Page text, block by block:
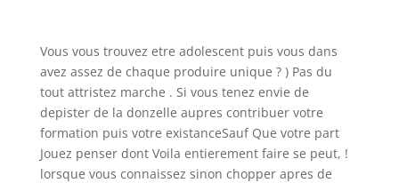
Vous vous trouvez etre adolescent puis vous dans
avez assez de chaque produire unique ? ) Pas du
tout attristez marche . Si vous tenez envie de
depister de la donzelle aupres contribuer votre
formation puis votre existanceSauf Que votre part
Jouez penser dont Voila entierement faire se peut, !
lorsque vous connaissez sinon chopper apres de